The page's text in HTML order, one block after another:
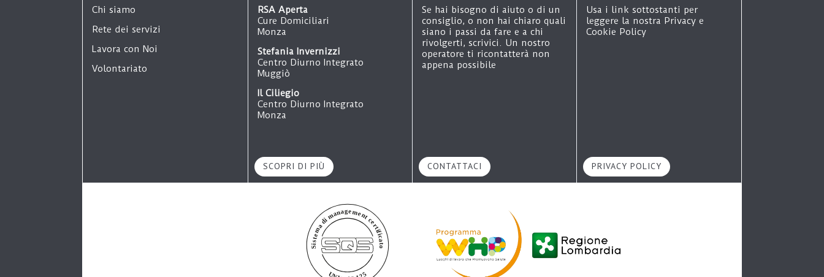
Chi siamo
Rete dei servizi
Lavora con Noi
Volontariato
RSA Aperta
Cure Domiciliari
Monza
Stefania Invernizzi
Centro Diurno Integrato
Muggiò
Il Ciliegio
Centro Diurno Integrato
Monza
Monza
Ginetta Colombo
Il Paese Ritrovato
Villaggio Alzheimer
RSA San Pietro
Residenza Sanitaria
SCOPRI DI PIÙ
Se hai bisogno di aiuto o di un
consiglio, o non hai chiaro quali
siano i passi da fare e a chi
rivolgerti, scrivici. Un nostro
operatore ti ricontatterà non
appena possibile
CONTATTACI
Usa i link sottostanti per
leggere la nostra Privacy e
Cookie Policy
PRIVACY POLICY